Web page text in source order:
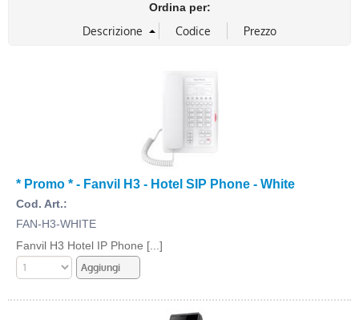
Certificazioni
Newsletter
PROMO ATTIVE
Ordina per:
* Promo * - Fanvil H3 - Hotel SIP Phone - White
Cod. Art.:
FAN-H3-WHITE
Fanvil H3 Hotel IP Phone [...]